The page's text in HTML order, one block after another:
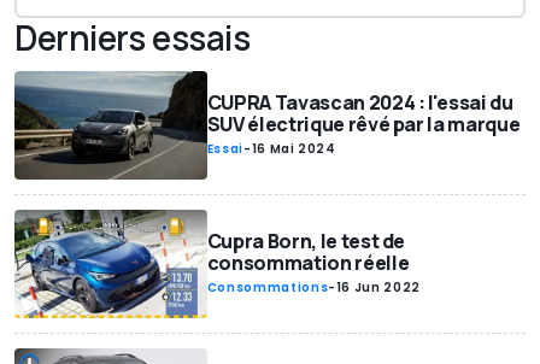
Derniers essais
CUPRA Tavascan 2024 : l'essai du
SUV électrique rêvé par la marque
Essai-16 Mai 2024
Cupra Born, le test de
consommation réelle
Consommations-16 Jun 2022